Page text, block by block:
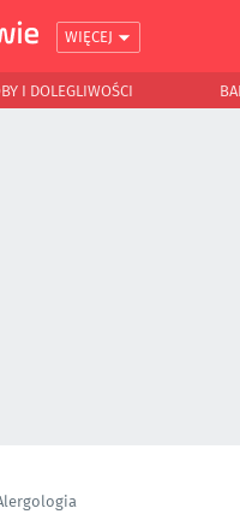
WIĘCEJ
I DOLEGLIWOŚCI